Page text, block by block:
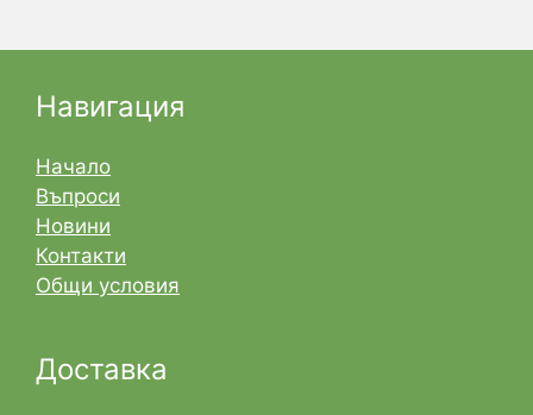
Навигация
Начало
Въпроси
Новини
Контакти
Общи условия
Доставка